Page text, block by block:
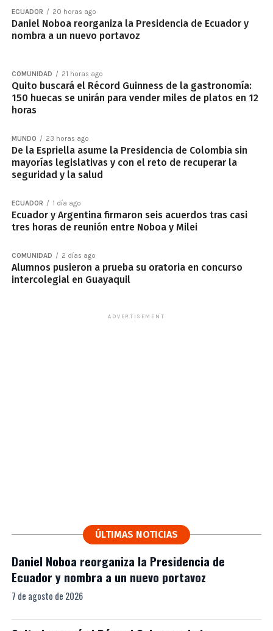
ECUADOR 20 horas ago
Daniel Noboa reorganiza la Presidencia de Ecuador y
nombra a un nuevo portavoz
COMUNIDAD 21 horas ago
Quito buscará el Récord Guinness de la gastronomía:
150 huecas se unirán para vender miles de platos en 12
horas
MUNDO 23 horas ago
De la Espriella asume la Presidencia de Colombia sin
mayorías legislativas y con el reto de recuperar la
seguridad y la salud
ECUADOR 1 día ago
Ecuador y Argentina firmaron seis acuerdos tras casi
tres horas de reunión entre Noboa y Milei
COMUNIDAD 2 días ago
Alumnos pusieron a prueba su oratoria en concurso
intercolegial en Guayaquil
ADVERTISEMENT
ÚLTIMAS NOTICIAS
Daniel Noboa reorganiza la Presidencia de
Ecuador y nombra a un nuevo portavoz
7 de agosto de 2026